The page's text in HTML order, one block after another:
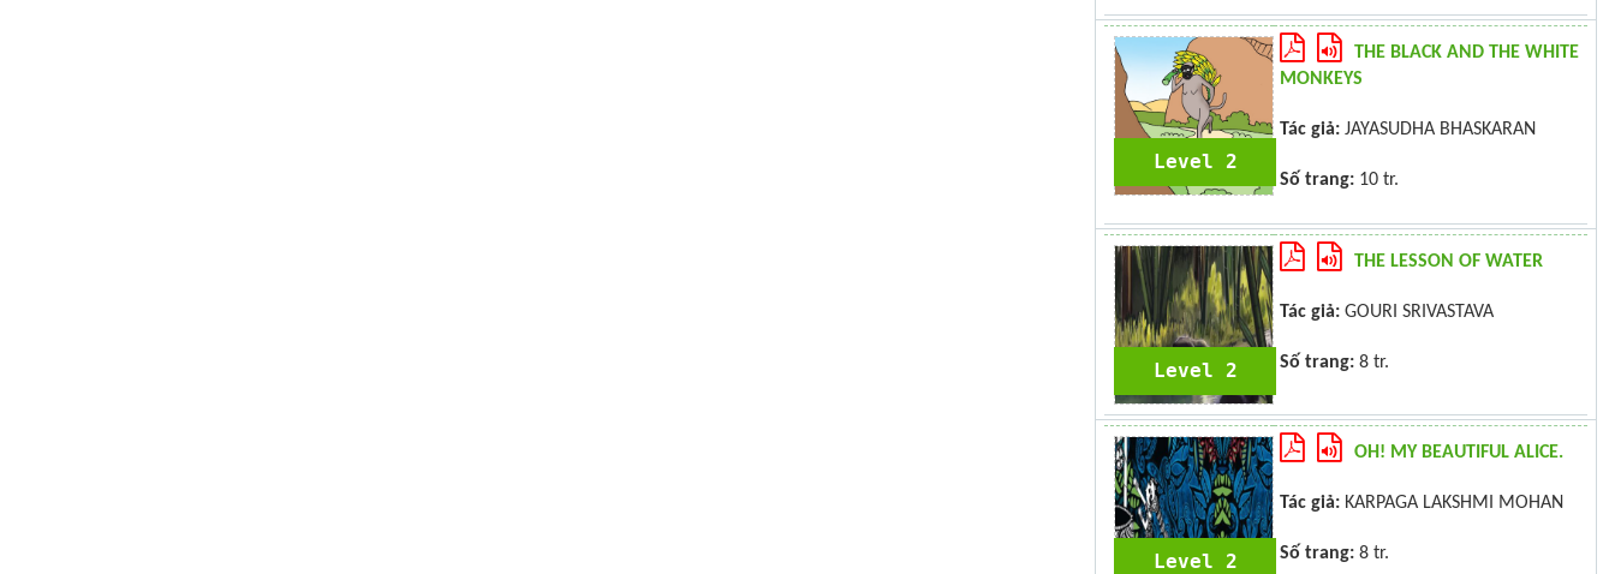
Level 2
THE BLACK AND THE WHITE
MONKEYS
Tác giả: JAYASUDHA BHASKARAN
Số trang: 10 tr.
Level 2
THE LESSON OF WATER
Tác giả: GOURI SRIVASTAVA
Số trang: 8 tr.
Level 2
OH! MY BEAUTIFUL ALICE.
Tác giả: KARPAGA LAKSHMI MOHAN
Số trang: 8 tr.